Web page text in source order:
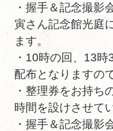
・握手＆記念撮影
寅さん記念館光庭
ます。
・10時の回、13
配布となりますの
・整理券をお持ち
時間を設けさせて
・握手＆記念撮影